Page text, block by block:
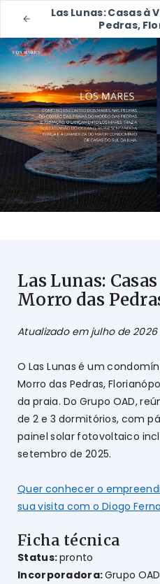
Las Lunas: Casas à
Pedras,
Las Lunas:
Morro das
Atualizado em julho de 2026
O Las Lunas é um
Morro das Pedras,
da praia. Do Grupo OAD,
de 2 e 3 dormitórios, com
painel solar fotovoltaico
setembro de 2025.
Quer conhecer o
sua visita com o Diogo
Ficha técnica
Status:pronto
Incorporadora:Grupo OAD